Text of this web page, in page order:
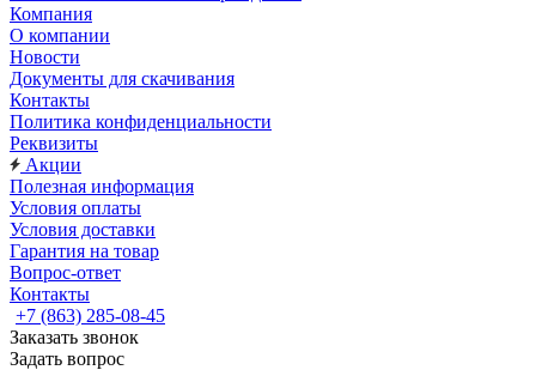
Компания
О компании
Новости
Документы для скачивания
Контакты
Политика конфиденциальности
Реквизиты
Акции
Полезная информация
Условия оплаты
Условия доставки
Гарантия на товар
Вопрос-ответ
Контакты
+7 (863) 285-08-45
Заказать звонок
Задать вопрос